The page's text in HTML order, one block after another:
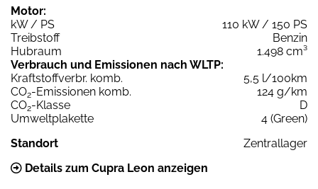
Motor:
kW / PS
110 kW / 150 PS
Treibstoff
Benzin
Hubraum
1.498 cm³
Verbrauch und Emissionen nach WLTP:
Kraftstoffverbr. komb.
5,5 l/100km
CO2-Emissionen komb.
124 g/km
CO2-Klasse
D
Umweltplakette
4 (Green)
Standort
Zentrallager
Details zum Cupra Leon anzeigen